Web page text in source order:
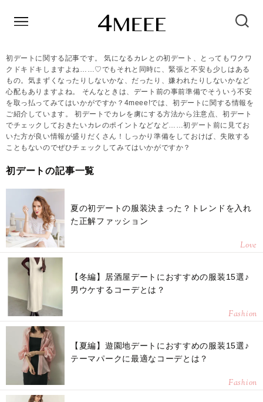
初デートに関する記事です。 気になるカレとの初デート、とってもワクワ
クドキドキしますよね……♡でもそれと同時に、緊張と不安も少しはある
もの。気まずくなったりしないかな、だったり、嫌われたりしないかなど
心配もありますよね。 そんなときは、デート前の事前準備でそういう不安
を取っ払ってみてはいかがですか？4meee!では、初デートに関する情報を
ご紹介しています。 初デートでカレを虜にする方法から注意点、初デート
でチェックしておきたいカレのポイントなどなど……初デート前に見てお
いた方が良い情報が盛りだくさん！しっかり準備をしておけば、失敗する
こともないのでぜひチェックしてみてはいかがですか？
初デートの記事一覧
夏の初デートの服装決まった？トレンドを入れ
た正解ファッション
Love
【冬編】居酒屋デートにおすすめの服装15選♪
男ウケするコーデとは？
Fashion
【夏編】遊園地デートにおすすめの服装15選♪
テーマパークに最適なコーデとは？
Fashion